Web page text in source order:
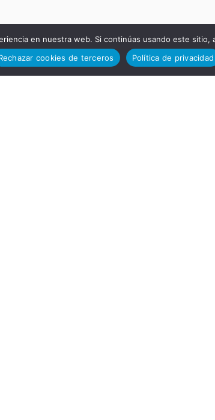
en nuestra web. Si continúas usando este
cookies de terceros Política de privacidad